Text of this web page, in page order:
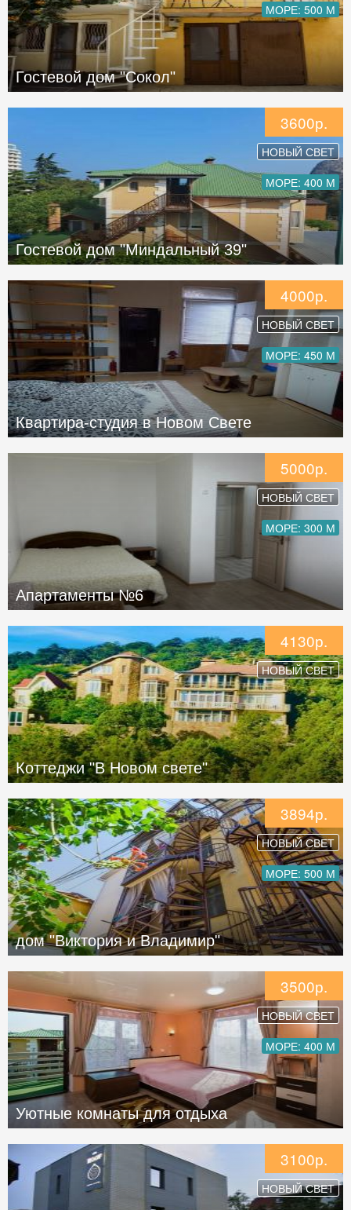
МОРЕ: 500 М
Гостевой дом "Сокол"
3600р.
НОВЫЙ СВЕТ
МОРЕ: 400 М
Гостевой дом "Миндальный 39"
4000р.
НОВЫЙ СВЕТ
МОРЕ: 450 М
Квартира-студия в Новом Свете
5000р.
НОВЫЙ СВЕТ
МОРЕ: 300 М
Апартаменты №6
4130р.
НОВЫЙ СВЕТ
Коттеджи "В Новом свете"
3894р.
НОВЫЙ СВЕТ
МОРЕ: 500 М
дом "Виктория и Владимир"
3500р.
НОВЫЙ СВЕТ
МОРЕ: 400 М
Уютные комнаты для отдыха
3100р.
НОВЫЙ СВЕТ